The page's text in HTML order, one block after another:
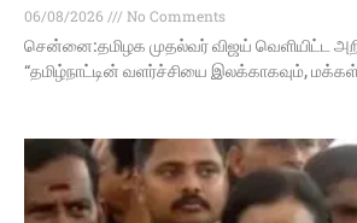
06/08/2026
No Comments
சென்னை:தமிழக முதல்வர் விஜய் வெளியிட்ட
“தமிழ்நாட்டின் வளர்ச்சியை இலக்காகவும்,